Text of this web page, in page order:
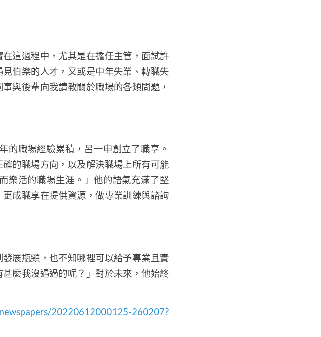
這過程中，尤其是在擔任主管，面試許
伯樂的人才，又或是中年失業、轉職失
與後輩向我請教關於職場的各類問題，
的職場經驗累積，呂一申創立了職享。
確的職場方向，以及解決職場上所有可能
樂活的職場生涯。」他的語氣充滿了堅
成職享在提供資源，做專業訓練與諮詢
展瓶頸，也不知哪裡可以給予專業且實
麼我沒遇過的呢？」對於未來，他始終
20220612000125-260207?